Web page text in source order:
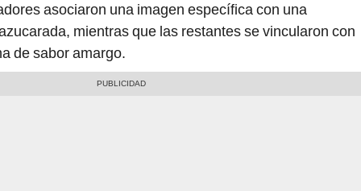
asociaron una imagen específica con una
mientras que las restantes se vincularon con
de sabor amargo.